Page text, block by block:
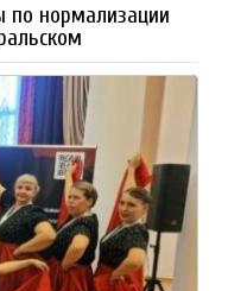
нормализации